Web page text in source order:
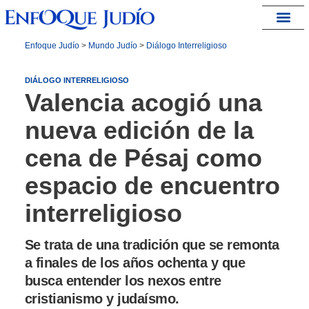
Enfoque Judío> Mundo Judío> Diálogo Interreligioso
DIÁLOGO INTERRELIGIOSO
Valencia acogió una
nueva edición de la
cena de Pésaj como
espacio de encuentro
interreligioso
Se trata de una tradición que se remonta
a finales de los años ochenta y que
busca entender los nexos entre
cristianismo y judaísmo.